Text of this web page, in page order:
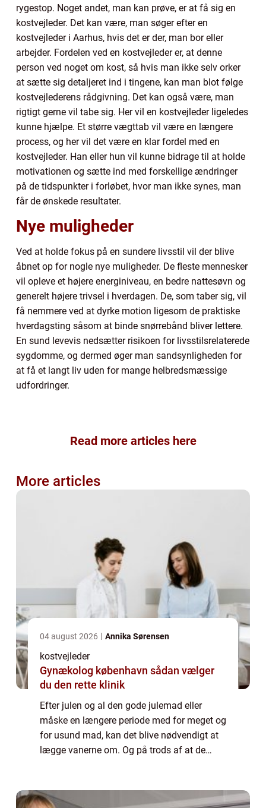
rygestop. Noget andet, man kan prøve, er at få sig en
kostvejleder. Det kan være, man søger efter en
kostvejleder i Aarhus, hvis det er der, man bor eller
arbejder. Fordelen ved en kostvejleder er, at denne
person ved noget om kost, så hvis man ikke selv orker
at sætte sig detaljeret ind i tingene, kan man blot følge
kostvejlederens rådgivning. Det kan også være, man
rigtigt gerne vil tabe sig. Her vil en kostvejleder ligeledes
kunne hjælpe. Et større vægttab vil være en længere
process, og her vil det være en klar fordel med en
kostvejleder. Han eller hun vil kunne bidrage til at holde
motivationen og sætte ind med forskellige ændringer
på de tidspunkter i forløbet, hvor man ikke synes, man
får de ønskede resultater.
Nye muligheder
Ved at holde fokus på en sundere livsstil vil der blive
åbnet op for nogle nye muligheder. De fleste mennesker
vil opleve et højere energiniveau, en bedre nattesøvn og
generelt højere trivsel i hverdagen. De, som taber sig, vil
få nemmere ved at dyrke motion ligesom de praktiske
hverdagsting såsom at binde snørrebånd bliver lettere.
En sund levevis nedsætter risikoen for livsstilsrelaterede
sygdomme, og dermed øger man sandsynligheden for
at få et langt liv uden for mange helbredsmæssige
udfordringer.
Read more articles here
More articles
04 august 2026 Annika Sørensen
kostvejleder
Gynækolog københavn sådan vælger
du den rette klinik
Efter julen og al den gode julemad eller
måske en længere periode med for meget og
for usund mad, kan det blive nødvendigt at
lægge vanerne om. Og på trods af at de